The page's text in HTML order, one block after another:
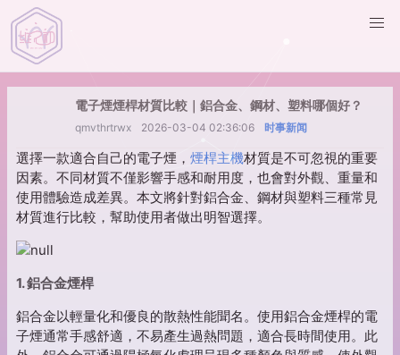
電子煙煙桿材質比較｜鋁合金、鋼材、塑料哪個好？
qmvthrtrwx 2026-03-04 02:36:06 时事新闻
選擇一款適合自己的電子煙， 煙桿主機材質是不可忽視的重要
因素。不同材質不僅影響手感和耐用度，也會對外觀、重量和
使用體驗造成差異。本文將針對鋁合金、鋼材與塑料三種常見
材質進行比較，幫助使用者做出明智選擇。
1. 鋁合金煙桿
鋁合金以輕量化和優良的散熱性能聞名。使用鋁合金煙桿的電
子煙通常手感舒適，不易產生過熱問題，適合長時間使用。此